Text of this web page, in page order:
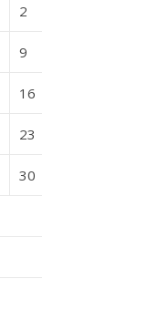
2
9
16
23
30